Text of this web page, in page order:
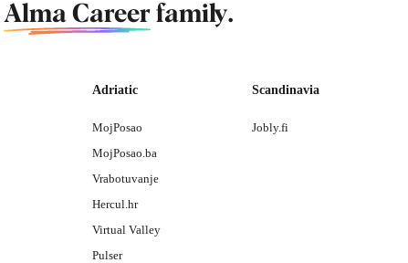
Alma Careerfamily.
Adriatic
MojPosao
MojPosao.ba
Vrabotuvanje
Hercul.hr
Virtual Valley
Pulser
Scandinavia
Jobly.fi